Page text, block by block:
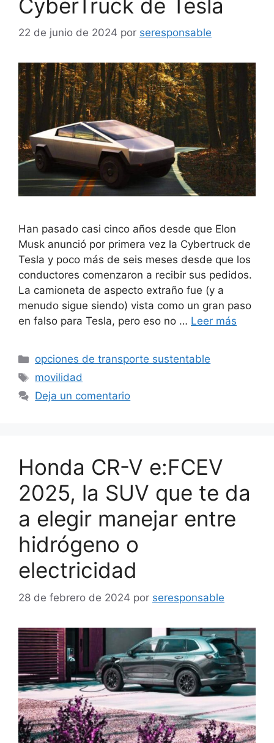
CyberTruck de Tesla
22 de junio de 2024 por seresponsable
Han pasado casi cinco años desde que Elon
Musk anunció por primera vez la Cybertruck de
Tesla y poco más de seis meses desde que los
conductores comenzaron a recibir sus pedidos.
La camioneta de aspecto extraño fue (y a
menudo sigue siendo) vista como un gran paso
en falso para Tesla, pero eso no … Leer más
Categorías
opciones de transporte sustentable
Etiquetas
movilidad
Deja un comentario
Honda CR-V e:FCEV
2025, la SUV que te da
a elegir manejar entre
hidrógeno o
electricidad
28 de febrero de 2024 por seresponsable